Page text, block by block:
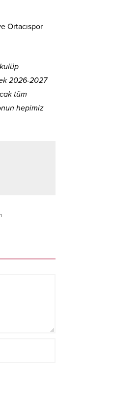
Ortacıspor
2026-2027
tüm
hepimiz